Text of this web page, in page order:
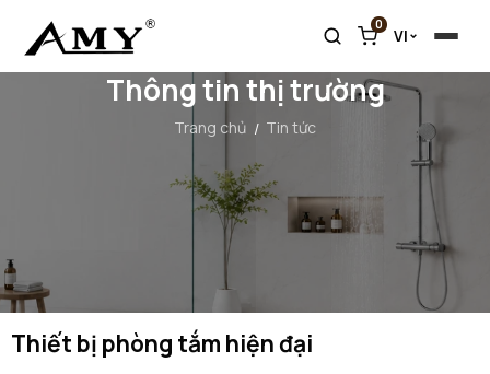
0
VI
Thông tin thị trường
Trang chủ Tin tức
Thiết bị phòng tắm hiện đại